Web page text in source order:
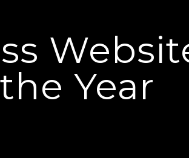
Year